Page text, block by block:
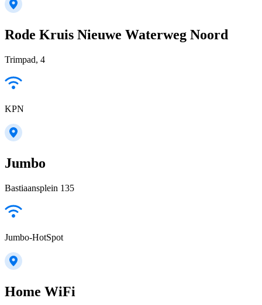
Rode Kruis Nieuwe Waterweg Noord
Trimpad, 4
KPN
Jumbo
Bastiaansplein 135
Jumbo-HotSpot
Home WiFi